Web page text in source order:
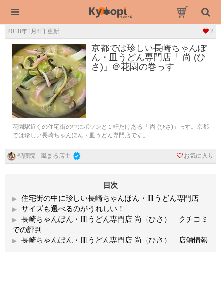
2018年1月8日 更新 2
京都では珍しい長崎ちゃんぽ
ん・皿うどん専門店「 尚 (ひ
さ)」＠花園の巻っす
花園駅近くの住宅街の中にポツンと１軒だけある「 尚 (ひさ)」っす。京都
では珍しい長崎ちゃんぽん・皿うどん専門店です。
聖護院 嵐まる店主 お気に入り
目次
住宅街の中に珍しい長崎ちゃんぽん・皿うどん専門店
サイズも選べるのがうれしい！
長崎ちゃんぽん・皿うどん専門店 尚（ひさ） クチコミ
での評判
長崎ちゃんぽん・皿うどん専門店 尚（ひさ） 店舗情報